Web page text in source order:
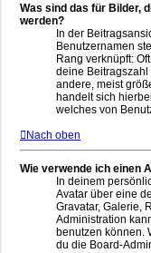
Was sind das für Bilder,
werden?
In der
Benutzernamen
Rang verknüpft:
deine
andere, meist
handelt sich
welches von
Nach oben
Wie verwende ich einen
In deinem
Avatar über eine
Gravatar, Galerie,
Administration
benutzen können.
du die Board-